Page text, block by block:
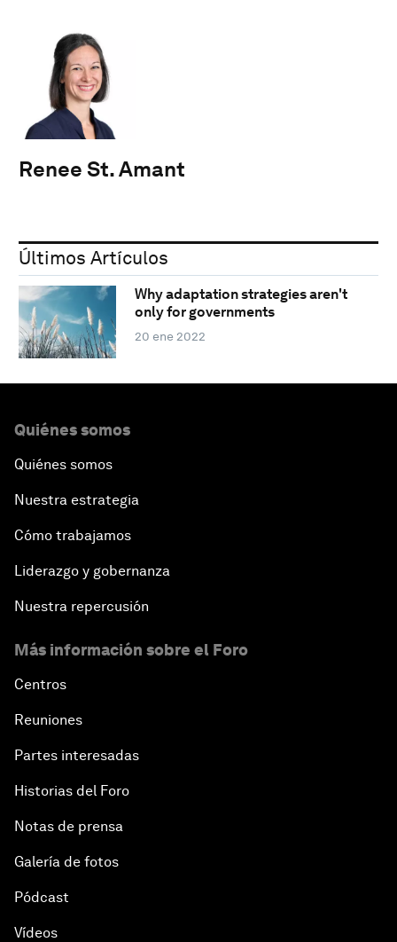
Renee St. Amant
Últimos Artículos
Why adaptation strategies aren't
only for governments
20 ene 2022
Quiénes somos
Quiénes somos
Nuestra estrategia
Cómo trabajamos
Liderazgo y gobernanza
Nuestra repercusión
Más información sobre el Foro
Centros
Reuniones
Partes interesadas
Historias del Foro
Notas de prensa
Galería de fotos
Pódcast
Vídeos